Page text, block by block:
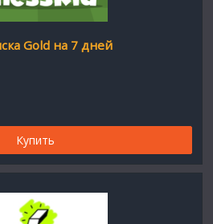
Gold на 7 дней
Купить